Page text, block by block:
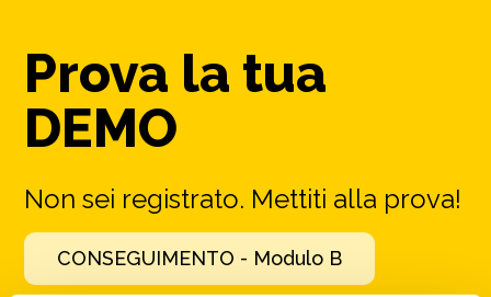
Prova la tua
DEMO
Non sei registrato. Mettiti alla prova!
CONSEGUIMENTO - Modulo B